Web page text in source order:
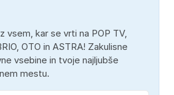
vsem, kar se vrti na POP TV,
OTO in ASTRA! Zakulisne
vsebine in tvoje najljubše
mestu.